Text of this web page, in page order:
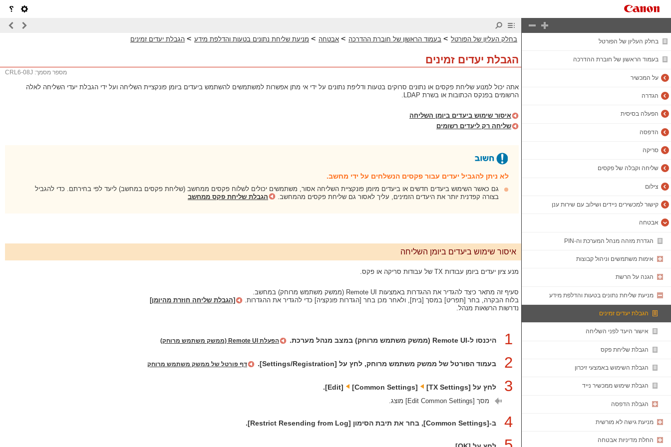
בחלק העליון של הפורטל
בעמוד הראשון של חוברת ההדרכה
על המכשיר
הגדרה
הפעלה בסיסית
הדפסה
סריקה
שליחה וקבלה של פקסים
צילום
קישור למכשירים ניידים ושילוב עם שירות ענן
אבטחה
הגדרת מזהה מנהל המערכת וה-PIN
אימות משתמשים וניהול קבוצות
הגנה על הרשת
מניעת שליחת נתונים בטעות והדלפת מידע
הגבלת יעדים זמינים
אישור היעד לפני השליחה
הגבלת שליחת פקס
הגבלת השימוש באמצעי זיכרון
הגבלת שימוש ממכשיר נייד
הגבלת הדפסה
מניעת גישה לא מורשית
החלת מדיניות אבטחה
בחלק העליון של הפורטל > בעמוד הראשון של חוברת ההדרכה > אבטחה > מניעת שליחת נתונים בטעות והדלפת מידע > הגבלת יעדים זמינים
הגבלת יעדים זמינים
מספר מסמך: CRL6-08J
אתה יכול למנוע שליחת פקסים או נתונים סרוקים בטעות ודליפת נתונים על ידי אי מתן אפשרות למשתמשים להשתמש ביעדים ביומן פונקציית השליחה ועל ידי הגבלת יעדי השליחה לאלה
הרשומים בפנקס הכתובות או בשרת LDAP.
איסור שימוש ביעדים ביומן השליחה
שליחה רק ליעדים רשומים
לא ניתן להגביל יעדים עבור פקסים הנשלחים על ידי מחשב.
גם כאשר השימוש ביעדים חדשים או ביעדים מיומן פונקציית השליחה אסור, משתמשים יכולים לשלוח פקסים ממחשב (שליחת פקסים במחשב) ליעד לפי בחירתם. כדי להגביל
בצורה קפדנית יותר את היעדים הזמינים, עליך לאסור גם שליחת פקסים מהמחשב.
הגבלת שליחת פקס ממחשב
איסור שימוש ביעדים ביומן השליחה
מנע ציון יעדים ביומן עבודות TX של עבודות סריקה או פקס.
סעיף זה מתאר כיצד להגדיר את ההגדרות באמצעות ‏Remote UI (ממשק משתמש מרוחק) במחשב.
בלוח הבקרה, בחר [תפריט] במסך [בית], ולאחר מכן בחר [הגדרות פונקציה] כדי להגדיר את ההגדרות.
[הגבלת שליחה חוזרת מהיומן]
נדרשות הרשאות מנהל.
1 היכנסו ל-‏Remote UI (ממשק משתמש מרוחק) במצב מנהל מערכת. הפעלת Remote UI (ממשק משתמש מרוחק)
2 בעמוד הפורטל של ממשק משתמש מרוחק, לחץ על [Settings/Registration]. דף פורטל של ממשק משתמש מרוחק
3 לחץ על [TX Settings]‏ [Common Settings]‏
[Edit].
מסך [Edit Common Settings] מוצג.
4 ב-[Common Settings], בחר את תיבת הסימון [Restrict Resending from Log].